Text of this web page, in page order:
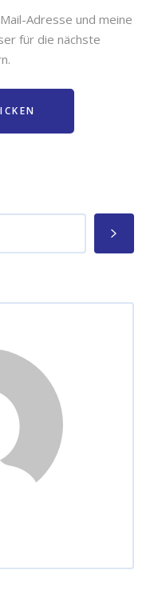
Adresse und meine
für die nächste